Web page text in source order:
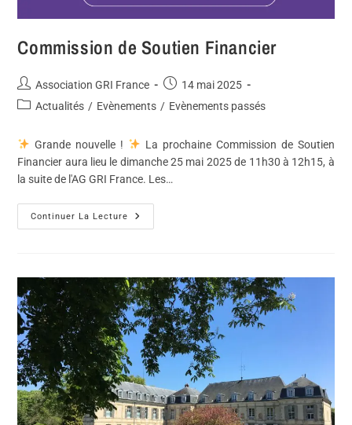
Commission de Soutien Financier
Association GRI France
14 mai 2025
Actualités / Evènements / Evènements passés
Grande nouvelle !
La prochaine Commission de Soutien
Financier aura lieu le dimanche 25 mai 2025 de 11h30 à 12h15, à
la suite de l'AG GRI France. Les…
Continuer La Lecture